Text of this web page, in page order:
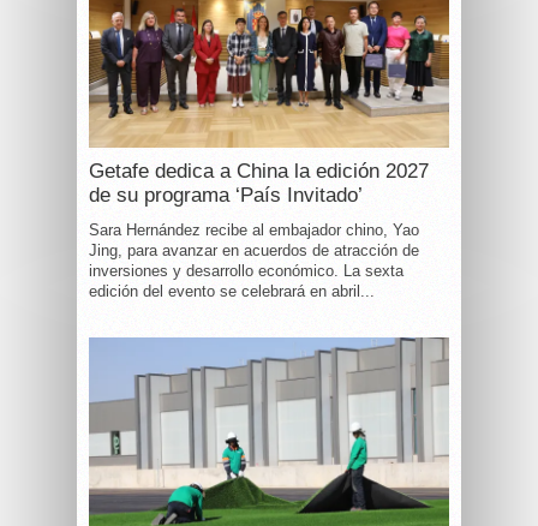
Getafe dedica a China la edición 2027
de su programa ‘País Invitado’
Sara Hernández recibe al embajador chino, Yao
Jing, para avanzar en acuerdos de atracción de
inversiones y desarrollo económico. La sexta
edición del evento se celebrará en abril...